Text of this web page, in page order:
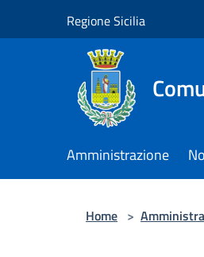
Regione Sicilia
Amministrazione
Home >